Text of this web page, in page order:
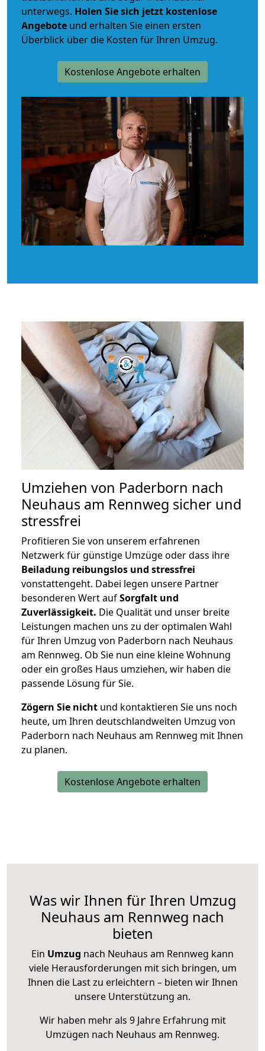
unterwegs. Holen Sie sich jetzt kostenlose
Angebote und erhalten Sie einen ersten
Überblick über die Kosten für Ihren Umzug.
Kostenlose Angebote erhalten
Umziehen von Paderborn nach
Neuhaus am Rennweg sicher und
stressfrei
Profitieren Sie von unserem erfahrenen
Netzwerk für günstige Umzüge oder dass ihre
Beiladung reibungslos und stressfrei
vonstattengeht. Dabei legen unsere Partner
besonderen Wert aufSorgfalt und
Zuverlässigkeit. Die Qualität und unser breite
Leistungen machen uns zu der optimalen Wahl
für Ihren Umzug von Paderborn nach Neuhaus
am Rennweg. Ob Sie nun eine kleine Wohnung
oder ein großes Haus umziehen, wir haben die
passende Lösung für Sie.
Zögern Sie nicht und kontaktieren Sie uns noch
heute, um Ihren deutschlandweiten Umzug von
Paderborn nach Neuhaus am Rennweg mit Ihnen
zu planen.
Kostenlose Angebote erhalten
Was wir Ihnen für Ihren Umzug
Neuhaus am Rennweg nach
bieten
Ein Umzug nach Neuhaus am Rennweg kann
viele Herausforderungen mit sich bringen, um
Ihnen die Last zu erleichtern – bieten wir Ihnen
unsere Unterstützung an.
Wir haben mehr als 9 Jahre Erfahrung mit
Umzügen nach Neuhaus am Rennweg.